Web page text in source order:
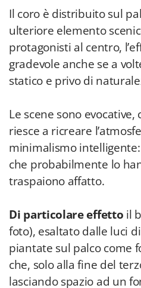
Il coro è distribuito sul
ulteriore elemento
protagonisti al centro,
gradevole anche se a
statico e privo di
Le scene sono
riesce a ricreare
minimalismo
che probabilmente lo
traspaiono affatto.
Di particolare effetto il
foto), esaltato dalle luci
piantate sul palco come
che, solo alla fine del
lasciando spazio ad un